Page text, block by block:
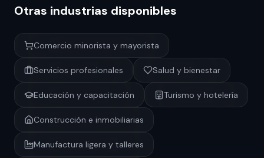
Otras industrias disponibles
Comercio minorista y mayorista
Servicios profesionales Salud y bienestar
Educación y capacitación Turismo y hotelería
Construcción e inmobiliarias
Manufactura ligera y talleres